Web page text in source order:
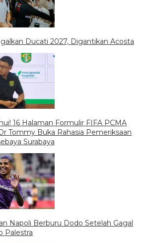
Ducati 2027, Digantikan Acosta
16 Halaman Formulir FIFA PCMA
Tommy Buka Rahasia Pemeriksaan
Surabaya
Napoli Berburu Dodo Setelah Gagal
Palestra